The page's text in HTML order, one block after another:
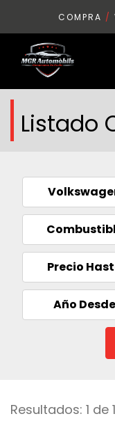
COMPRA /
Listado
Precio
Año Desde
Resultados: 1 de